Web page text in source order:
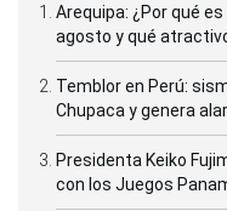
Arequipa: ¿Por qué
agosto y qué
Temblor en Perú:
Chupaca y genera
Presidenta Keiko
con los Juegos